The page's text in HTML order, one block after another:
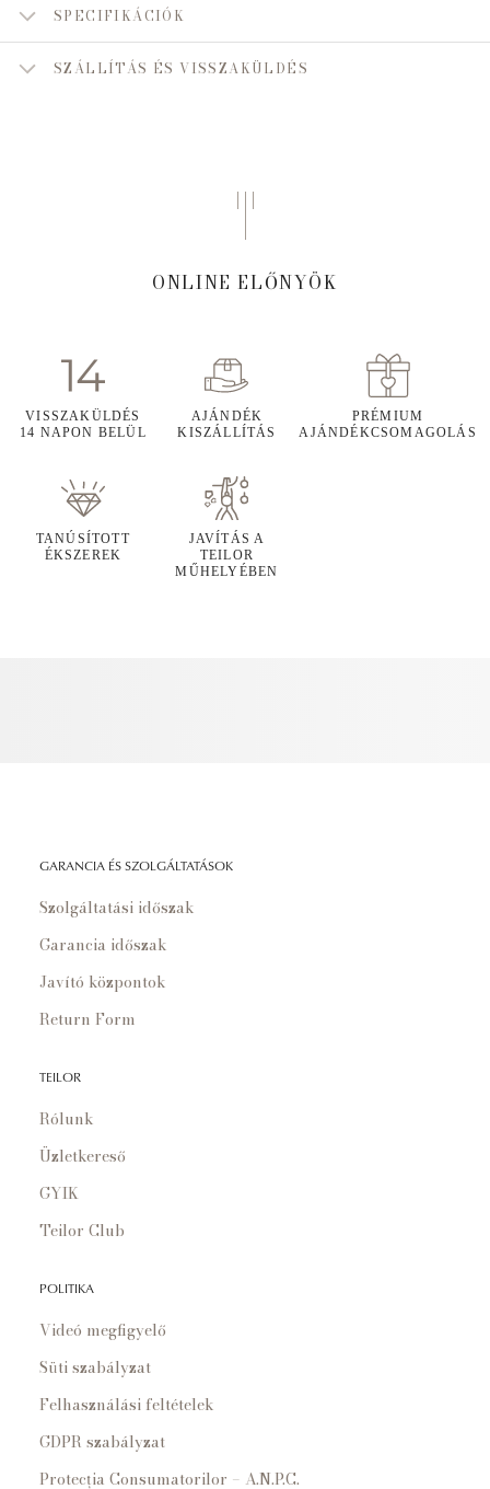
SPECIFIKÁCIÓK
SZÁLLÍTÁS ÉS VISSZAKÜLDÉS
ONLINE ELŐNYÖK
VISSZAKÜLDÉS
14 NAPON BELÜL
AJÁNDÉK
KISZÁLLÍTÁS
PRÉMIUM
AJÁNDÉKCSOMAGOLÁS
TANÚSÍTOTT
ÉKSZEREK
JAVÍTÁS A
TEILOR
MŰHELYÉBEN
GARANCIA ÉS SZOLGÁLTATÁSOK
Szolgáltatási időszak
Garancia időszak
Javító központok
Return Form
TEILOR
Rólunk
Üzletkereső
GYIK
Teilor Club
POLITIKA
Videó megfigyelő
Süti szabályzat
Felhasználási feltételek
GDPR szabályzat
Protecția Consumatorilor – A.N.P.C.